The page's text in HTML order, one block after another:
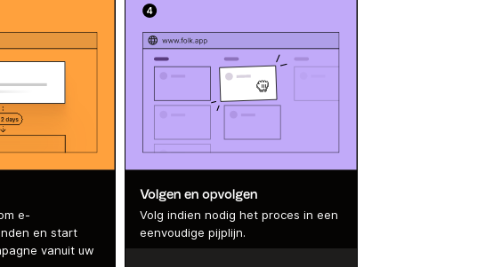
e-
en start
vanuit uw
Volgen en opvolgen
Volg indien nodig het proces in een
eenvoudige pijplijn.